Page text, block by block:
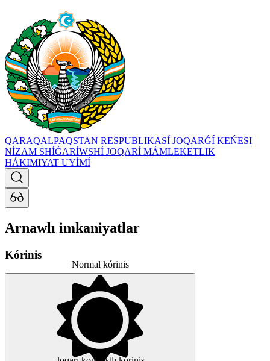
QARAQALPAQSTAN RESPUBLIKASÍ JOQARǴÍ KEŃESI
NÍZAM SHÍǴARÍWSHÍ JOQARÍ MÁMLEKETLIK
HÁKIMIYAT UYÍMÍ
Arnawlı imkaniyatlar
Kórinis
Normal kórinis